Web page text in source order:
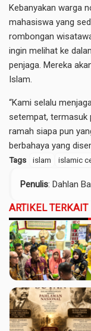
Kebanyakan warga
mahasiswa yang
rombongan
ingin melihat ke
penjaga. Mereka
Islam.
“Kami selalu
setempat, termasuk
ramah siapa pun
berbahaya yang
Tags islam islamic
Penulis: Dahlan
ARTIKEL TERKAIT